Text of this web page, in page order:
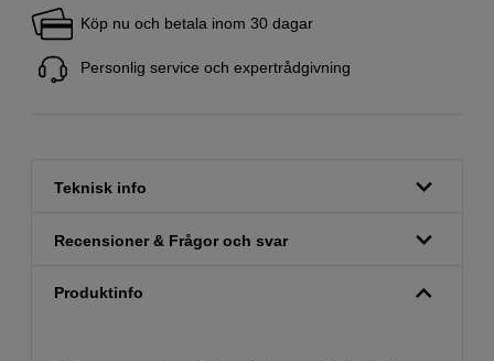
Köp nu och betala inom 30 dagar
Personlig service och expertrådgivning
Teknisk info
Recensioner & Frågor och svar
Produktinfo